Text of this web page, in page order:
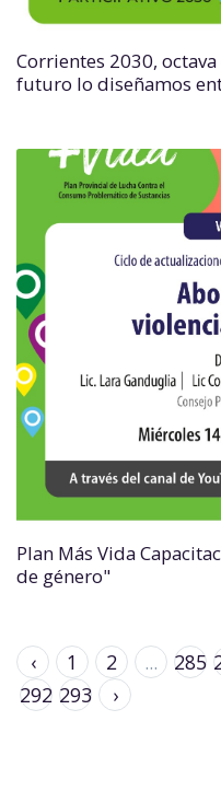
Corrientes 2030,
futuro lo diseñamos
Plan Más Vida
de género"
‹ 1 2 ... 285
292 293 ›